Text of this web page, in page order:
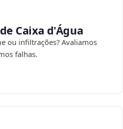
Caixa d'Água
ou infiltrações? Avaliamos
falhas.